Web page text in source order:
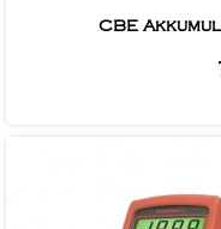
CBE